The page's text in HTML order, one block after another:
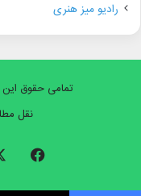
رادیو میز هنری
تمامی حقوق
نقل